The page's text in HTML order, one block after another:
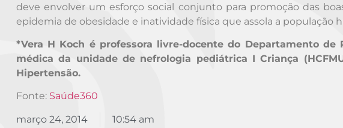
deve envolver um esforço social conjunto para promoção das
epidemia de obesidade e inatividade física que assola a população
*Vera H Koch é professora livre-docente do Departamento de
médica da unidade de nefrologia pediátrica I Criança
Hipertensão.
Fonte: Saúde360
março 24, 2014 10:54 am